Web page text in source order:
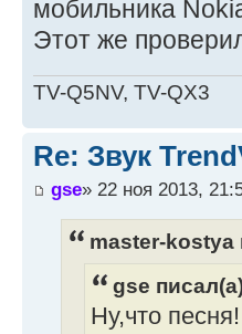
мобильника
Этот же
TV-Q5NV, TV-QX3
Re: Звук
gse» 22 ноя 2013,
master-kostya
gse
Ну,что